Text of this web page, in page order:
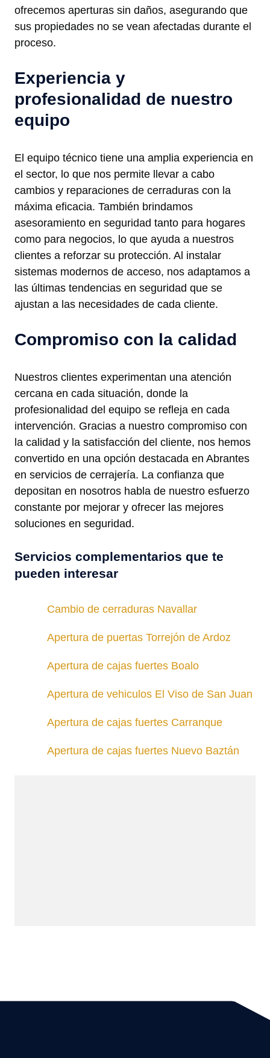
ofrecemos aperturas sin daños, asegurando que
sus propiedades no se vean afectadas durante el
proceso.
Experiencia y
profesionalidad de nuestro
equipo
El equipo técnico tiene una amplia experiencia en
el sector, lo que nos permite llevar a cabo
cambios y reparaciones de cerraduras con la
máxima eficacia. También brindamos
asesoramiento en seguridad tanto para hogares
como para negocios, lo que ayuda a nuestros
clientes a reforzar su protección. Al instalar
sistemas modernos de acceso, nos adaptamos a
las últimas tendencias en seguridad que se
ajustan a las necesidades de cada cliente.
Compromiso con la calidad
Nuestros clientes experimentan una atención
cercana en cada situación, donde la
profesionalidad del equipo se refleja en cada
intervención. Gracias a nuestro compromiso con
la calidad y la satisfacción del cliente, nos hemos
convertido en una opción destacada en Abrantes
en servicios de cerrajería. La confianza que
depositan en nosotros habla de nuestro esfuerzo
constante por mejorar y ofrecer las mejores
soluciones en seguridad.
Servicios complementarios que te
pueden interesar
Cambio de cerraduras Navallar
Apertura de puertas Torrejón de Ardoz
Apertura de cajas fuertes Boalo
Apertura de vehiculos El Viso de San Juan
Apertura de cajas fuertes Carranque
Apertura de cajas fuertes Nuevo Baztán